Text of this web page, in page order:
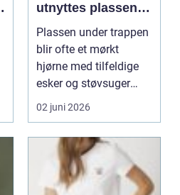
utnyttes plassen
best mulig
Plassen under trappen
blir ofte et mørkt
hjørne med tilfeldige
esker og støvsuger
gjemt bak en halvå...
02 juni 2026